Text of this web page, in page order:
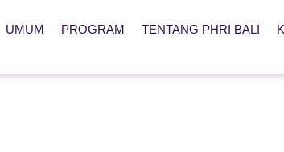
UMUM PROGRAM TENTANG PHRI BALI